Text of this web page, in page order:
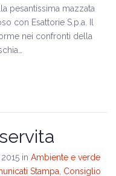
pesantissima mazzata
con Esattorie S.p.a. Il
nei confronti della
in Ambiente e verde
Stampa Consiglio